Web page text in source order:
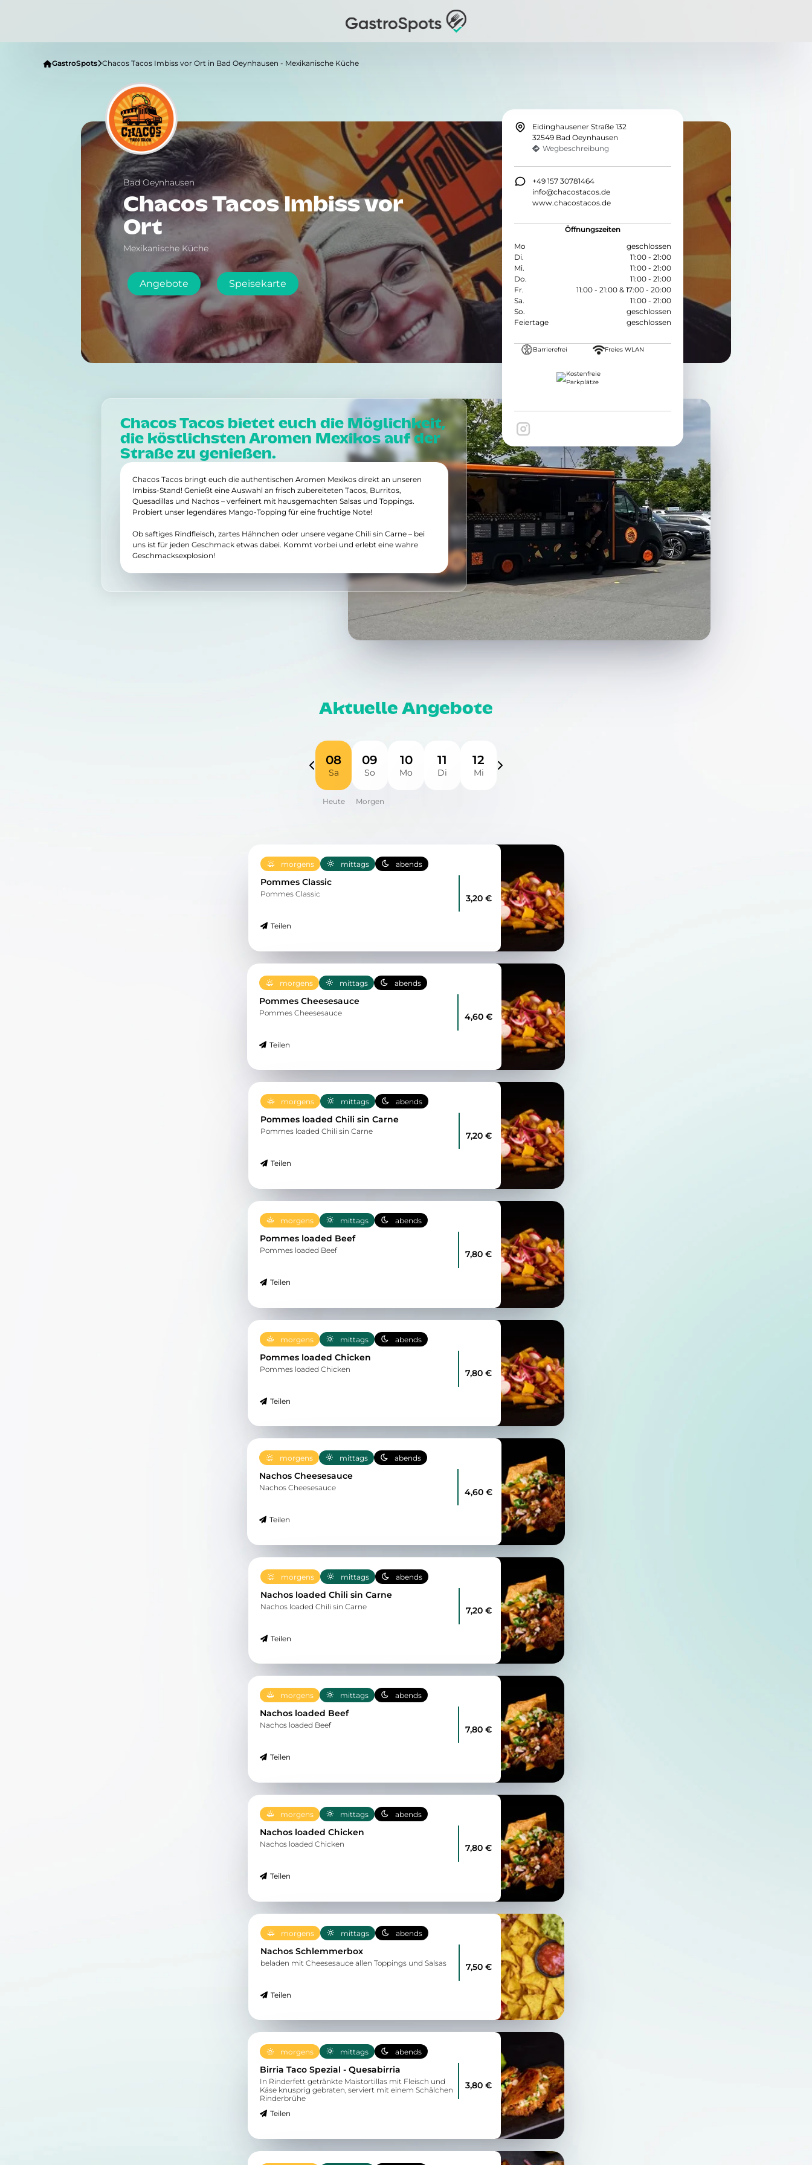
GastroSpots Chacos Tacos Imbiss vor Ort in Bad Oeynhausen - Mexikanische Küche
Bad Oeynhausen
Chacos Tacos Imbiss vor
Ort
Mexikanische Küche
Angebote Speisekarte
Eidinghausener Straße 132
32549 Bad Oeynhausen
Wegbeschreibung
+49 157 30781464
info@chacostacos.de
www.chacostacos.de
Öffnungszeiten
Mo
geschlossen
Di.
11:00 - 21:00
Mi.
11:00 - 21:00
Do.
11:00 - 21:00
Fr.
11:00 - 21:00 & 17:00 - 20:00
Sa.
11:00 - 21:00
So.
geschlossen
Feiertage
geschlossen
Barrierefrei Freies WLAN
Kostenfreie
Parkplätze

Chacos Tacos bietet euch die Möglichkeit,
die köstlichsten Aromen Mexikos auf der
Straße zu genießen.
Chacos Tacos bringt euch die authentischen Aromen Mexikos direkt an unseren
Imbiss-Stand! Genießt eine Auswahl an frisch zubereiteten Tacos, Burritos,
Quesadillas und Nachos – verfeinert mit hausgemachten Salsas und Toppings.
Probiert unser legendäres Mango-Topping für eine fruchtige Note!
Ob saftiges Rindfleisch, zartes Hähnchen oder unsere vegane Chili sin Carne – bei
uns ist für jeden Geschmack etwas dabei. Kommt vorbei und erlebt eine wahre
Geschmacksexplosion!
Aktuelle Angebote
08
Sa
09
So
10
Mo
11
Di
12
Mi
morgens mittags abends
Pommes Classic
Pommes Classic
Teilen
3,20 €
morgens mittags abends
Pommes Cheesesauce
Pommes Cheesesauce
Teilen
4,60 €
morgens mittags abends
Pommes loaded Chili sin Carne
Pommes loaded Chili sin Carne
Teilen
7,20 €
morgens mittags abends
Pommes loaded Beef
Pommes loaded Beef
Teilen
7,80 €
morgens mittags abends
Pommes loaded Chicken
Pommes loaded Chicken
Teilen
7,80 €
morgens mittags abends
Nachos Cheesesauce
Nachos Cheesesauce
Teilen
4,60 €
morgens mittags abends
Nachos loaded Chili sin Carne
Nachos loaded Chili sin Carne
Teilen
7,20 €
morgens mittags abends
Nachos loaded Beef
Nachos loaded Beef
Teilen
7,80 €
morgens mittags abends
Nachos loaded Chicken
Nachos loaded Chicken
Teilen
7,80 €
morgens mittags abends
Nachos Schlemmerbox
beladen mit Cheesesauce allen Toppings und Salsas
Teilen
7,50 €
morgens mittags abends
Birria Taco Spezial - Quesabirria
In Rinderfett getränkte Maistortillas mit Fleisch und
Käse knusprig gebraten, serviert mit einem Schälchen
Rinderbrühe
Teilen
3,80 €